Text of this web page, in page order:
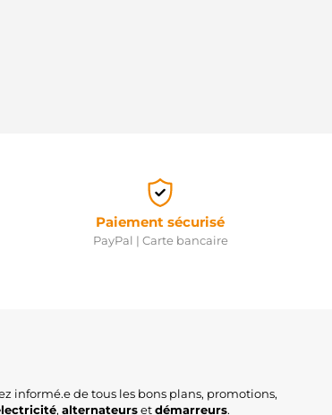
Paiement sécurisé
PayPal | Carte bancaire
informé.e de tous les bons plans, promotions,
, alternateursetdémarreurs.